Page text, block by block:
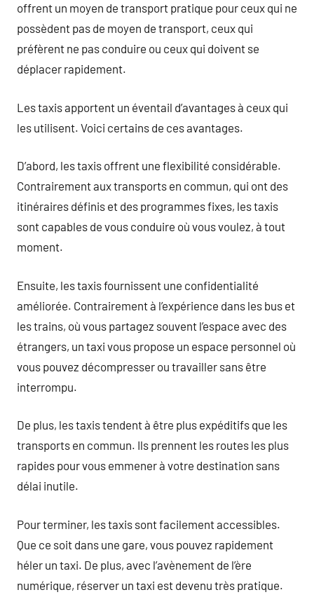
offrent un moyen de transport pratique pour ceux qui ne
possèdent pas de moyen de transport, ceux qui
préfèrent ne pas conduire ou ceux qui doivent se
déplacer rapidement.
Les taxis apportent un éventail d’avantages à ceux qui
les utilisent. Voici certains de ces avantages.
D’abord, les taxis offrent une flexibilité considérable.
Contrairement aux transports en commun, qui ont des
itinéraires définis et des programmes fixes, les taxis
sont capables de vous conduire où vous voulez, à tout
moment.
Ensuite, les taxis fournissent une confidentialité
améliorée. Contrairement à l’expérience dans les bus et
les trains, où vous partagez souvent l’espace avec des
étrangers, un taxi vous propose un espace personnel où
vous pouvez décompresser ou travailler sans être
interrompu.
De plus, les taxis tendent à être plus expéditifs que les
transports en commun. Ils prennent les routes les plus
rapides pour vous emmener à votre destination sans
délai inutile.
Pour terminer, les taxis sont facilement accessibles.
Que ce soit dans une gare, vous pouvez rapidement
héler un taxi. De plus, avec l’avènement de l’ère
numérique, réserver un taxi est devenu très pratique.